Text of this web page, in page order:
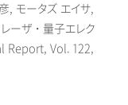
, モータズ エイサ,
ーザ・量子エレク
Report, Vol. 122,